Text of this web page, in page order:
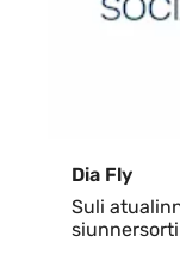
Dia Fly
Suli
siunnersorti